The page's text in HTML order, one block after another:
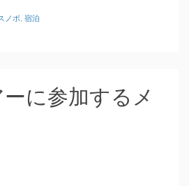
ノボ 宿泊
に参加するメ